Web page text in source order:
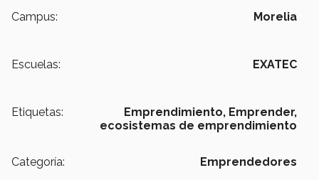
Campus: Morelia
Escuelas: EXATEC
Etiquetas: Emprendimiento, Emprender,
ecosistemas de emprendimiento
Categoría: Emprendedores